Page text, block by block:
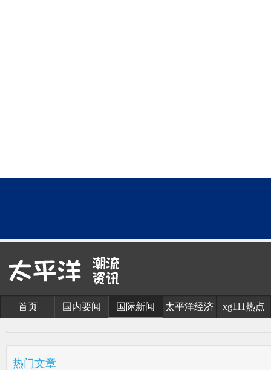
首页 国内要闻 国际新闻 太平洋经济 xg111热点
热门文章